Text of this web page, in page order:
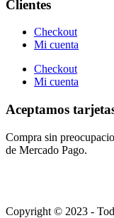
Clientes
Checkout
Mi cuenta
Checkout
Mi cuenta
Aceptamos
Compra sin
de Mercado Pago.
Copyright © 2023 -